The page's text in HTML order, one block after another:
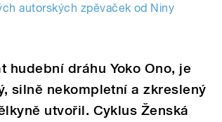
autorských zpěvaček od Niny
dráhu Yoko Ono, je
silně nekompletní a zkreslený
utvořil. Cyklus Ženská